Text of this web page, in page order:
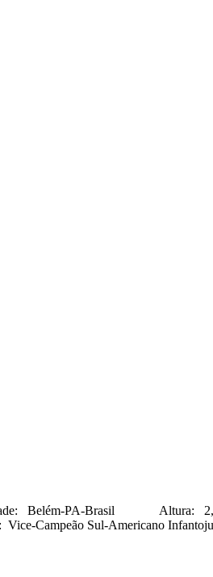
Brasil Altura: 2,07 cm
Vice-Campeão Sul-Americano